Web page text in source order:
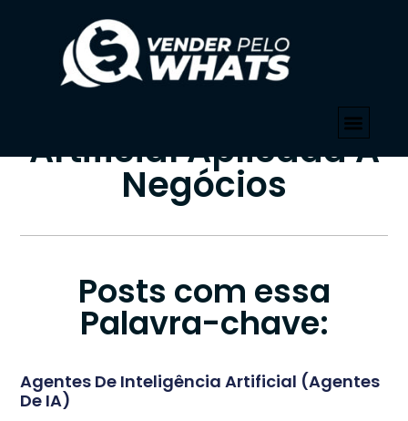
PALAVRA-CHAVE
Início»Inteligência Artificial Aplicada A Negócios
Tag: Inteligência
Artificial Aplicada A
Negócios
Posts com essa
Palavra-chave:
Agentes De Inteligência Artificial (Agentes
De IA)